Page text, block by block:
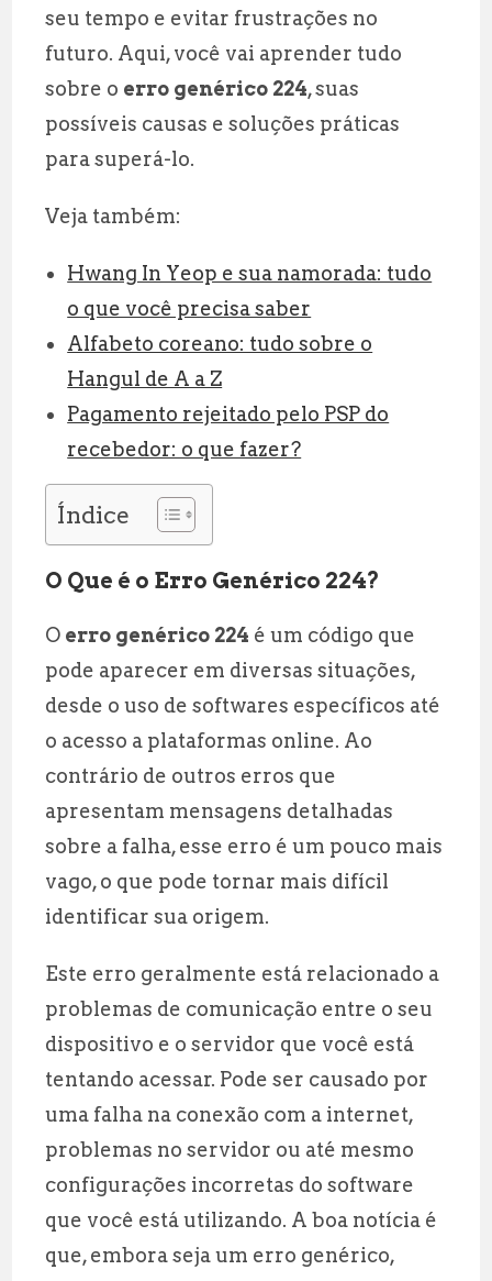
seu tempo e evitar frustrações no
futuro. Aqui, você vai aprender tudo
sobre o erro genérico 224, suas
possíveis causas e soluções práticas
para superá-lo.
Veja também:
Hwang In Yeop e sua namorada: tudo
o que você precisa saber
Alfabeto coreano: tudo sobre o
Hangul de A a Z
Pagamento rejeitado pelo PSP do
recebedor: o que fazer?
Índice
O Que é o Erro Genérico 224?
O erro genérico 224 é um código que
pode aparecer em diversas situações,
desde o uso de softwares específicos até
o acesso a plataformas online. Ao
contrário de outros erros que
apresentam mensagens detalhadas
sobre a falha, esse erro é um pouco mais
vago, o que pode tornar mais difícil
identificar sua origem.
Este erro geralmente está relacionado a
problemas de comunicação entre o seu
dispositivo e o servidor que você está
tentando acessar. Pode ser causado por
uma falha na conexão com a internet,
problemas no servidor ou até mesmo
configurações incorretas do software
que você está utilizando. A boa notícia é
que, embora seja um erro genérico,